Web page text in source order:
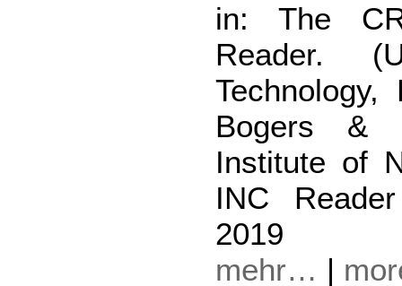
in: The
Reader.
Bogers &
Institute of
INC
2019
mehr… |